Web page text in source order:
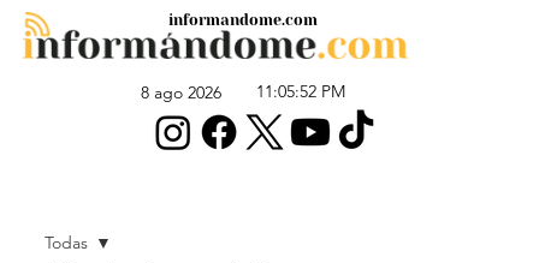
8 ago 2026 11:05:52 PM
informandome.com
Todas